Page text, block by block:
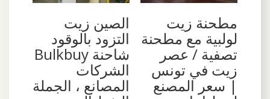
مطحنة زيت
لولبية مع مطحنة
تصفية / عصر
زيت في تونس
| سعر المصنع
الصين زيت
التزود بالوقود
شاحنة Bulkbuy
الشركات
المصانع ، الجملة